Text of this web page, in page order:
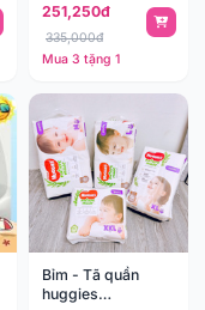
251,250đ
335,000đ
Mua 3 tặng 1
Bỉm - Tã quần
huggies